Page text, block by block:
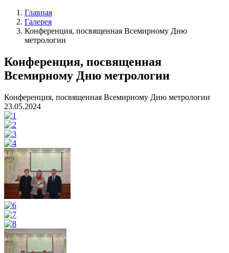
Главная
Галерея
Конференция, посвященная Всемирному Дню
метрологии
Конференция, посвященная
Всемирному Дню метрологии
Конференция, посвященная Всемирному Дню метрологии
23.05.2024